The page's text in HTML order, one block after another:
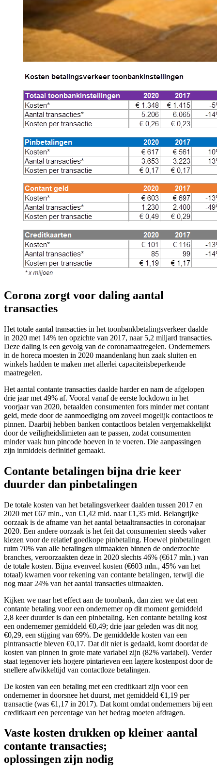
Corona zorgt voor daling aantal
transacties
Het totale aantal transacties in het toonbankbetalingsverkeer daalde
in 2020 met 14% ten opzichte van 2017, naar 5,2 miljard transacties.
Deze daling is een gevolg van de coronamaatregelen. Ondernemers
in de horeca moesten in 2020 maandenlang hun zaak sluiten en
winkels hadden te maken met allerlei capaciteitsbeperkende
maatregelen.
Het aantal contante transacties daalde harder en nam de afgelopen
drie jaar met 49% af. Vooral vanaf de eerste lockdown in het
voorjaar van 2020, betaalden consumenten fors minder met contant
geld, mede door de aanmoediging om zoveel mogelijk contactloos te
pinnen. Daarbij hebben banken contactloos betalen vergemakkelijkt
door de veiligheidslimieten aan te passen, zodat consumenten
minder vaak hun pincode hoeven in te voeren. Die aanpassingen
zijn inmiddels definitief gemaakt.
Contante betalingen bijna drie keer
duurder dan pinbetalingen
De totale kosten van het betalingsverkeer daalden tussen 2017 en
2020 met €67 mln., van €1,42 mld. naar €1,35 mld. Belangrijke
oorzaak is de afname van het aantal betaaltransacties in coronajaar
2020. Een andere oorzaak is het feit dat consumenten steeds vaker
kiezen voor de relatief goedkope pinbetaling. Hoewel pinbetalingen
ruim 70% van alle betalingen uitmaakten binnen de onderzochte
branches, veroorzaakten deze in 2020 slechts 46% (€617 mln.) van
de totale kosten. Bijna evenveel kosten (€603 mln., 45% van het
totaal) kwamen voor rekening van contante betalingen, terwijl die
nog maar 24% van het aantal transacties uitmaakten.
Kijken we naar het effect aan de toonbank, dan zien we dat een
contante betaling voor een ondernemer op dit moment gemiddeld
2,8 keer duurder is dan een pinbetaling. Een contante betaling kost
een ondernemer gemiddeld €0,49; drie jaar geleden was dit nog
€0,29, een stijging van 69%. De gemiddelde kosten van een
pintransactie bleven €0,17. Dat dit niet is gedaald, komt doordat de
kosten van pinnen in grote mate variabel zijn (82% variabel). Verder
staat tegenover iets hogere pintarieven een lagere kostenpost door de
snellere afwikkeltijd van contactloze betalingen.
De kosten van een betaling met een creditkaart zijn voor een
ondernemer in doorsnee het duurst, met gemiddeld €1,19 per
transactie (was €1,17 in 2017). Dat komt omdat ondernemers bij een
creditkaart een percentage van het bedrag moeten afdragen.
Vaste kosten drukken op kleiner aantal
contante transacties;
oplossingen zijn nodig